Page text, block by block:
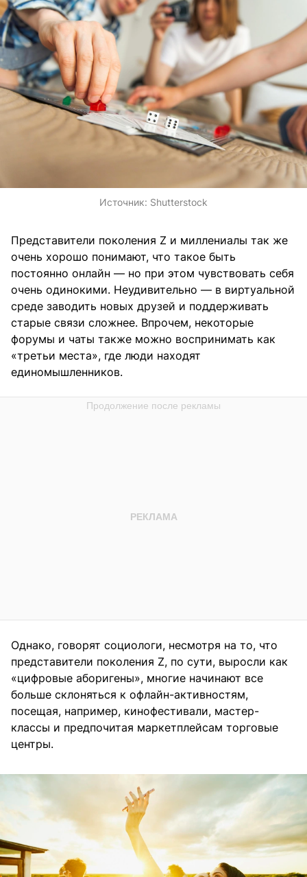
Источник: Shutterstock
Представители поколения Z и миллениалы так же
очень хорошо понимают, что такое быть
постоянно онлайн — но при этом чувствовать себя
очень одинокими. Неудивительно — в виртуальной
среде заводить новых друзей и поддерживать
старые связи сложнее. Впрочем, некоторые
форумы и чаты также можно воспринимать как
«третьи места», где люди находят
единомышленников.
Однако, говорят социологи, несмотря на то, что
представители поколения Z, по сути, выросли как
«цифровые аборигены», многие начинают все
больше склоняться к офлайн-активностям,
посещая, например, кинофестивали, мастер-
классы и предпочитая маркетплейсам торговые
центры.